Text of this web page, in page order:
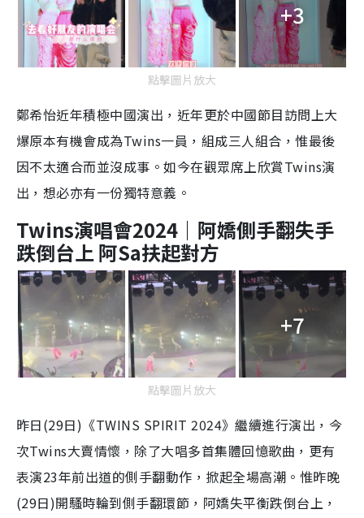
+3
點擊圖片放大
鄭希怡近年積極中國演出，近年更於中國節目訪問上大
爆原本有機會成為Twins一員，組成三人組合，惟最後
因不太適合而並沒成事。如今在觀眾席上欣賞Twins演
出，想必亦有一份獨特意義。
Twins演唱會2024｜阿嬌側手翻失手
跌倒台上 阿Sa扶起對方
+7
點擊圖片放大
昨日(29日)《TWINS SPIRIT 2024》繼續進行演出，今
次Twins大賣情懷，除了大唱多首集體回憶歌曲，更有
表演23年前出道的側手翻動作，掀起全場高潮。惟昨晚
(29日)開騷時輪到側手翻環節，阿嬌失平衡跌倒台上，